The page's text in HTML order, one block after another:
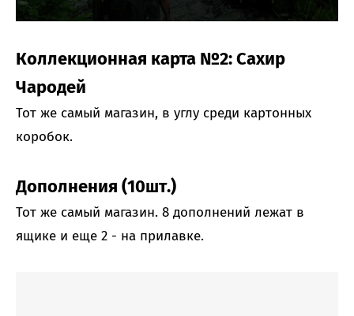
Коллекционная карта №2: Сахир
Чародей
Тот же самый магазин, в углу среди картонных
коробок.
Дополнения (10шт.)
Тот же самый магазин. 8 дополнений лежат в
ящике и еще 2 - на прилавке.